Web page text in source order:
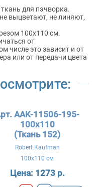
для пэчворка.
выцветают, не линяют,
100х110 см.
от
числе это зависит и от
или от передачи цвета
AAK-11506-195-
100x110
(Ткань 152)
Robert Kaufman
100x110 см
Цена: 1273 р.